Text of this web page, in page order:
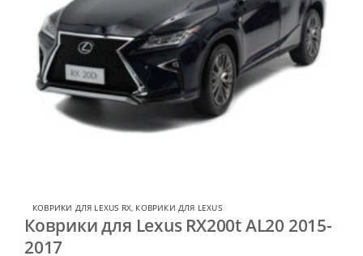
КОВРИКИ ДЛЯ LEXUS RX, КОВРИКИ ДЛЯ LEXUS
Коврики для Lexus RX200t AL20 2015-
2017